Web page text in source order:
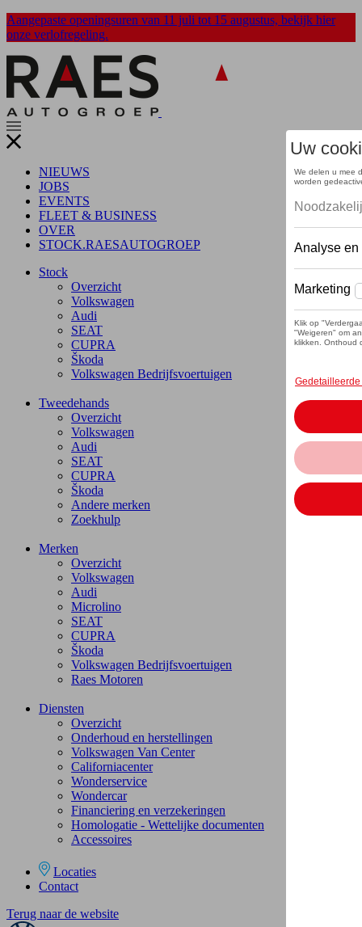
Overslaan
en
de
inhoud
gaan
Aangepaste openingsuren van 11 juli tot 15 augustus, bekijk hier
onze verlofregeling.
NIEUWS
JOBS
EVENTS
FLEET & BUSINESS
OVER
STOCK.RAESAUTOGROEP
Stock
Overzicht
Volkswagen
Audi
SEAT
CUPRA
Škoda
Volkswagen Bedrijfsvoertuigen
Tweedehands
Overzicht
Volkswagen
Audi
SEAT
CUPRA
Škoda
Andere merken
Zoekhulp
Merken
Overzicht
Volkswagen
Audi
Microlino
SEAT
CUPRA
Škoda
Volkswagen Bedrijfsvoertuigen
Raes Motoren
Diensten
Overzicht
Onderhoud en herstellingen
Volkswagen Van Center
Californiacenter
Wonderservice
Wondercar
Financiering en verzekeringen
Homologatie - Wettelijke documenten
Accessoires
Locaties
Contact
Terug naar de website